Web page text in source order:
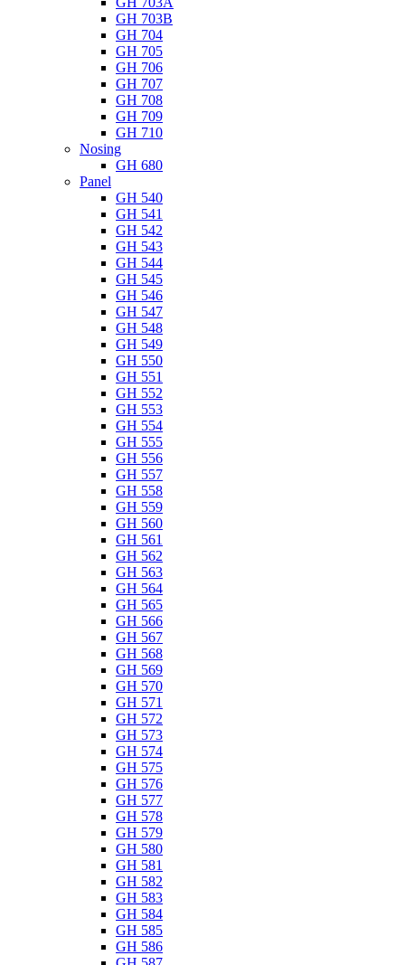
GH 703B
GH 704
GH 705
GH 706
GH 707
GH 708
GH 709
GH 710
Nosing
GH 680
Panel
GH 540
GH 541
GH 542
GH 543
GH 544
GH 545
GH 546
GH 547
GH 548
GH 549
GH 550
GH 551
GH 552
GH 553
GH 554
GH 555
GH 556
GH 557
GH 558
GH 559
GH 560
GH 561
GH 562
GH 563
GH 564
GH 565
GH 566
GH 567
GH 568
GH 569
GH 570
GH 571
GH 572
GH 573
GH 574
GH 575
GH 576
GH 577
GH 578
GH 579
GH 580
GH 581
GH 582
GH 583
GH 584
GH 585
GH 586